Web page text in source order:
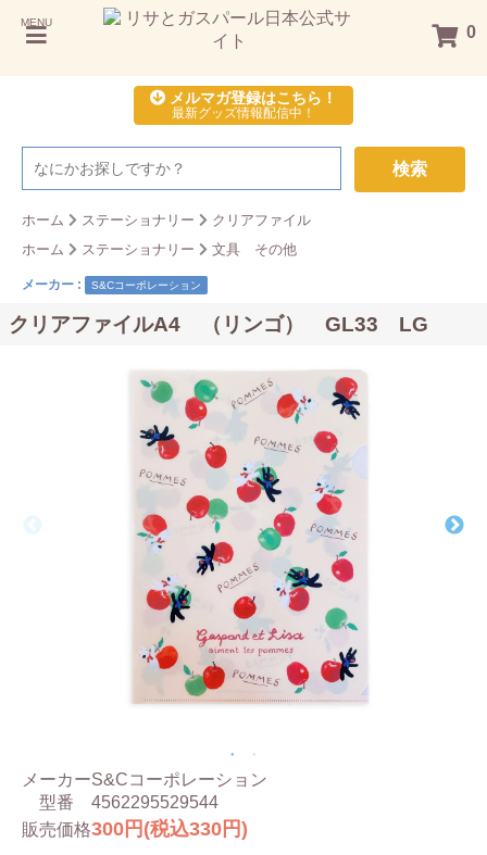
MENU 0
メルマガ登録はこちら！
最新グッズ情報配信中！
検索
ホーム ステーショナリー
クリアファイル
ホーム
ステーショナリー 文具 その他
メーカー : S&Cコーポレーション
クリアファイルA4 （リンゴ） GL33 LG
メーカーS&Cコーポレーション
型番
4562295529544
販売価格300円(税込330円)